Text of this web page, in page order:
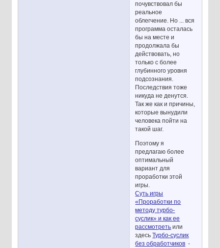
почувствовал бы
реальное
облегчение. Но ... вся
программа осталась
бы на месте и
продолжала бы
действовать, но
только с более
глубинного уровня
подсознания.
Последствия тоже
никуда не денутся.
Так же как и причины,
которые вынудили
человека пойти на
такой шаг.
Поэтому я
предлагаю более
оптимальный
вариант для
проработки этой
игры.
Суть игры
«Проработки по
методу турбо-
суслик» и как ее
рассмотреть или
здесьТурбо-суслик
без обработчиков -